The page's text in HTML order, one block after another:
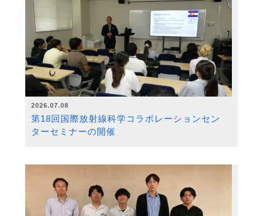
2026.07.08
第18回国際放射線科学コラボレーションセン
ターセミナーの開催